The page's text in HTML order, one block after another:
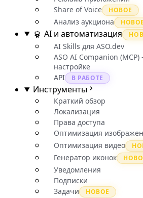
Share of Voice
НОВОЕ
Анализ аукциона НОВОЕ
AI и автоматизация
AI Skills для ASO.dev
ASO AI Companion
настройке
API
В РАБОТЕ
Инструменты
Краткий обзор
Локализация
Права доступа
Оптимизация
Оптимизация видео
Генератор иконок
Уведомления
Подписки
Задачи
НОВОЕ